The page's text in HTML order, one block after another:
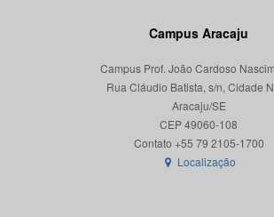
Campus Aracaju
Campus Prof. João Cardoso
Rua Cláudio Batista, s/n, Cidade
Aracaju/SE
CEP 49060-108
Localização